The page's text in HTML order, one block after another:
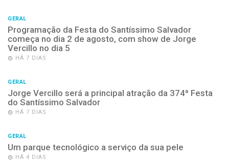
GERAL
Programação da Festa do Santíssimo Salvador
começa no dia 2 de agosto, com show de Jorge
Vercillo no dia 5
HÁ 7 DIAS
GERAL
Jorge Vercillo será a principal atração da 374ª Festa
do Santíssimo Salvador
HÁ 7 DIAS
GERAL
Um parque tecnológico a serviço da sua pele
HÁ 4 DIAS